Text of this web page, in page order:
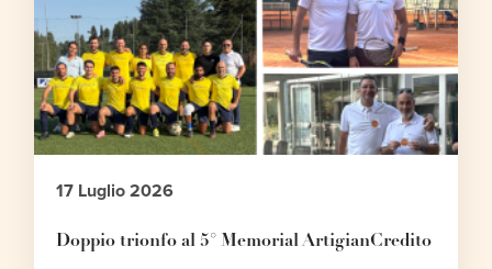
17 Luglio 2026
Doppio trionfo al 5° Memorial ArtigianCredito